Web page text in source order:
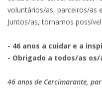
voluntários/as, parceiros/as
Juntos/as, tornamos
- 46 anos a cuidar e a
- Obrigado a todos/as
46 anos de Cercimarante,